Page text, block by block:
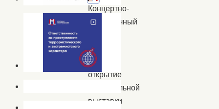
Концертно-
выставочный
ЦНК
на
открытие
персональной
выставки